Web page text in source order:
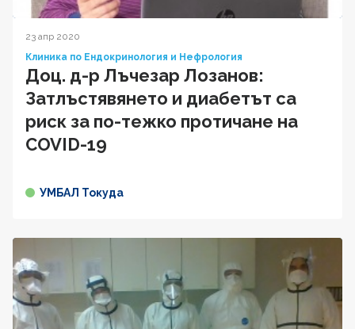
23 апр 2020
Клиника по Ендокринология и Нефрология
Доц. д-р Лъчезар Лозанов:
Затлъстявянето и диабетът са
риск за по-тежко протичане на
COVID-19
УМБАЛ Токуда